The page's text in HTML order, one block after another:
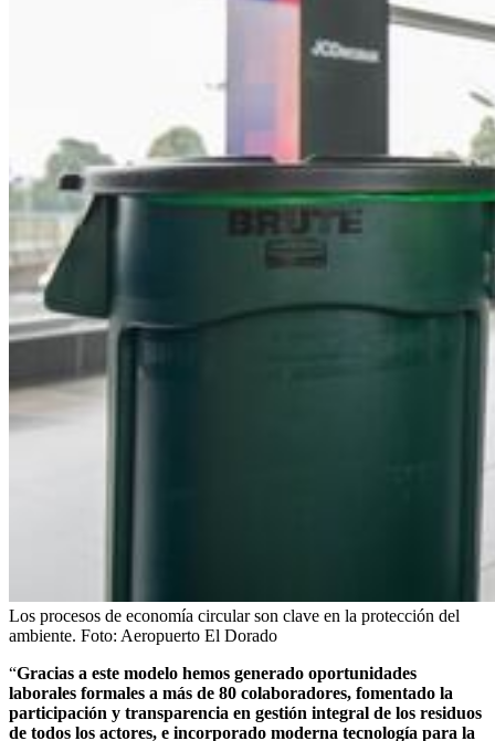
Los procesos de economía circular son clave en la protección del
ambiente. Foto: Aeropuerto El Dorado
“Gracias a este modelo hemos generado oportunidades
laborales formales a más de 80 colaboradores, fomentado la
participación y transparencia en gestión integral de los residuos
de todos los actores, e incorporado moderna tecnología para la